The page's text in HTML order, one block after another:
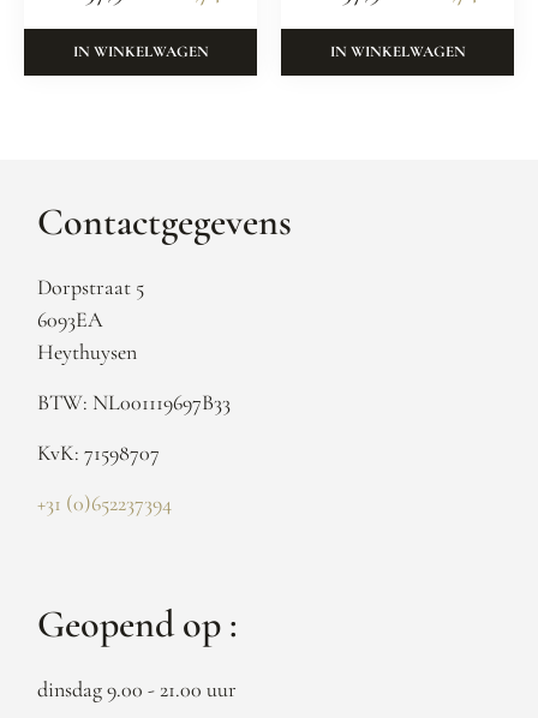
IN WINKELWAGEN IN WINKELWAGEN
Contactgegevens
Dorpstraat 5
6093EA
Heythuysen
BTW: NL001119697B33
KvK: 71598707
+31 (0)652237394
Geopend op :
dinsdag 9.00 - 21.00 uur